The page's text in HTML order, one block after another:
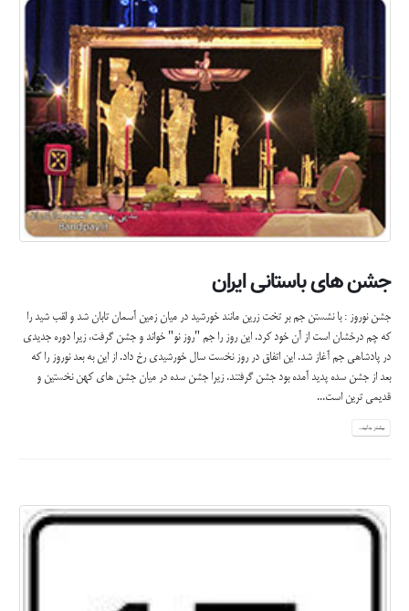
جشن های باستانی ایران
جشن نوروز : با نشستن جم بر تخت زرین مانند خورشید در میان زمین آسمان تابان شد و لقب شید را
که چم درخشان است از آن خود کرد. این روز را جم "روز نو" خواند و جشن گرفت، زیرا دوره جدیدی
در پادشاهی جم آغاز شد. این اتفاق در روز نخست سال خورشیدی رخ داد. از این به بعد نوروز را که
بعد از جشن سده پدید آمده بود جشن گرفتند. زیرا جشن سده در میان جشن های کهن نخستین و
قدیمی ترین است...
بیشتر بدانید...